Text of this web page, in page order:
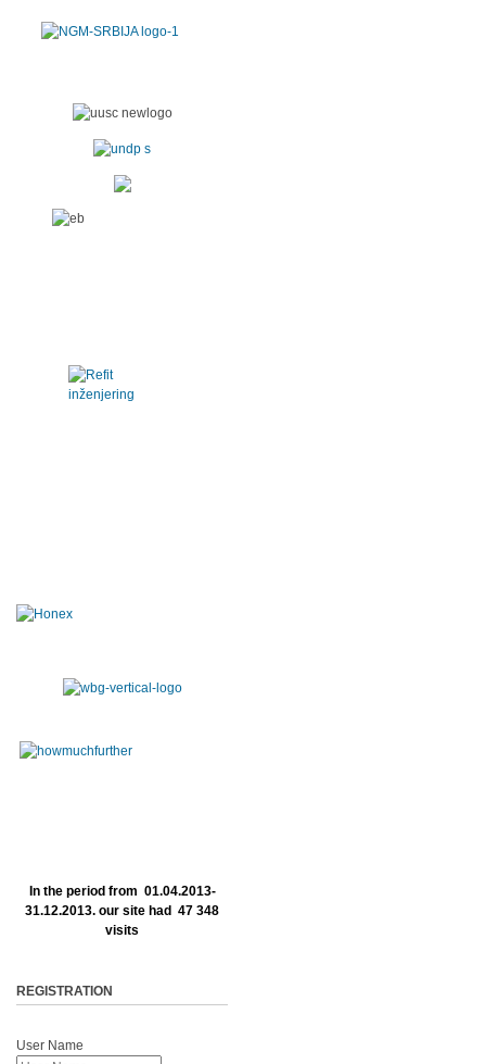
In the period from 01.04.2013-
31.12.2013. our site had 47 348
visits
REGISTRATION
User Name